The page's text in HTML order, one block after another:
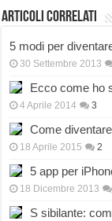
Articoli correlati
5 modi per
30 Settembre 2013
Ecco come ho
4 Aprile 2014 3
Come
18 Aprile 2015 2
5 app per
18 Dicembre 2013
S sibilante: